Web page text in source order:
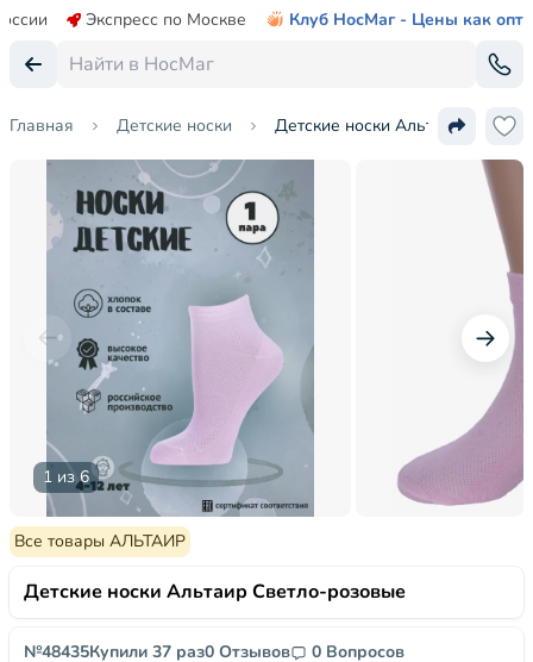
Экспресс по Москве Клуб НосМаг - Цены как опт
Главная Детские носки Детские носки Альтаир
1 из 6
Все товары АЛЬТАИР
Детские носки Альтаир Светло-розовые
№48435Купили 37 раз0 Отзывов 0 Вопросов